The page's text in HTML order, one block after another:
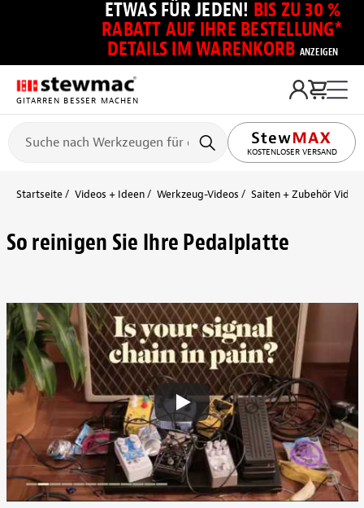
ETWAS FÜR JEDEN! BIS ZU 30 %
RABATT AUF IHRE BESTELLUNG*
DETAILS IM WARENKORB ANZEIGEN
GITARREN BESSER MACHEN
KOSTENLOSER VERSAND
Startseite Videos + Ideen Werkzeug-Videos Saiten + Zubehör
So reinigen Sie Ihre Pedalplatte